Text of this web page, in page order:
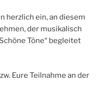
herzlich ein, an diesem
der musikalisch
Töne“ begleitet
Eure Teilnahme an der